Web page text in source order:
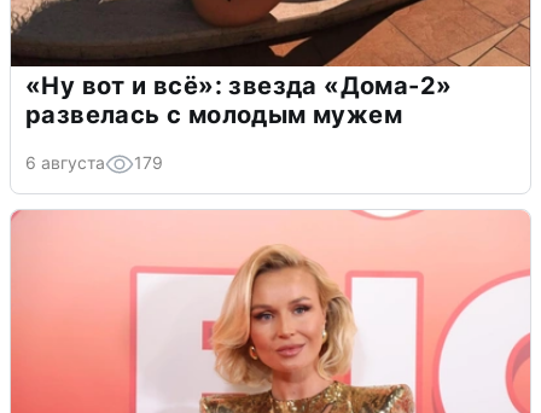
«Ну вот и всё»: звезда «Дома-2»
развелась с молодым мужем
6 августа 179